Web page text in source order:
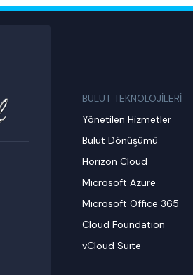
BULUT TEKNOLOJİLERİ
Yönetilen Hizmetler
Bulut Dönüşümü
Horizon Cloud
Microsoft Azure
Microsoft Office 365
Cloud Foundation
vCloud Suite